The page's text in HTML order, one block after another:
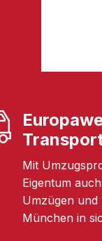
Mit
Eigentum
Umzügen
München in